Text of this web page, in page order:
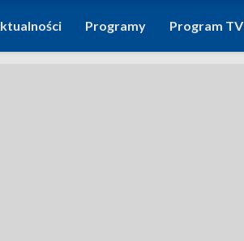
Programy Program TV